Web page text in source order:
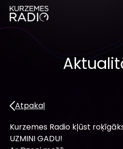
Atpakaļ
Kurzemes Radio kļūst
UZMINI GADU!